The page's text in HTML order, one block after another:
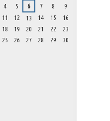
4 5 6 7 8
9
11 12 13 14 15
16
18 19 20 21 22
23
25 26 27 28 29
30